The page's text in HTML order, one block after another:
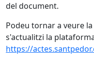
del document.
Podeu tornar a veure
s'actualitzi la
https://